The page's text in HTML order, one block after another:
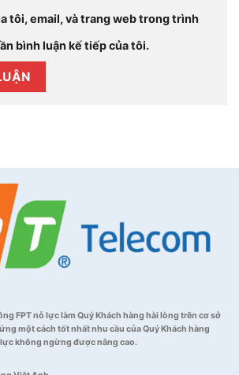
tôi, email, và trang web trong trình
bình luận kế tiếp của tôi.
FPT nỗ lực làm Quý Khách hàng hài lòng trên cơ sở
một cách tốt nhất nhu cầu của Quý Khách hàng
không ngừng được nâng cao.